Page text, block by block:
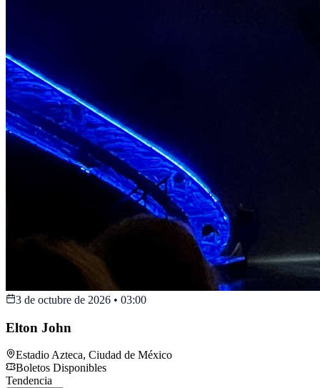
3 de octubre de 2026 • 03:00
Elton John
Estadio Azteca, Ciudad de México
Boletos Disponibles
Tendencia